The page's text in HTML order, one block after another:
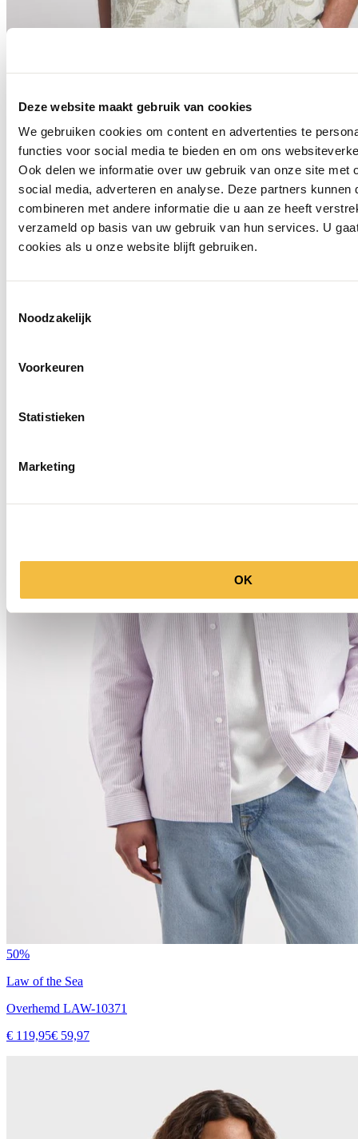
Deze website maakt gebruik van cookies
We gebruiken cookies om content en advertenties te
functies voor social media te bieden en om ons
Ook delen we informatie over uw gebruik van onze site met
social media, adverteren en analyse. Deze partners kunnen
combineren met andere informatie die u aan ze heeft
verzameld op basis van uw gebruik van hun services. U
cookies als u onze website blijft gebruiken.
Noodzakelijk
Voorkeuren
Statistieken
Marketing
OK
Law of the Sea
€ 129,95€ 64,97
50%
Law of the Sea
Overhemd LAW-10371
€ 119,95€ 59,97